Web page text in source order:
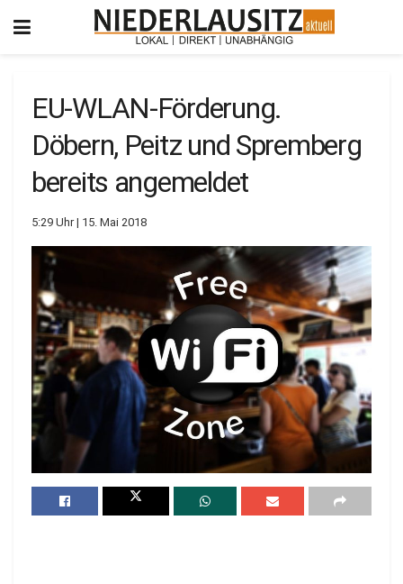
EU-WLAN-Förderung.
Döbern, Peitz und Spremberg
bereits angemeldet
5:29 Uhr | 15. Mai 2018